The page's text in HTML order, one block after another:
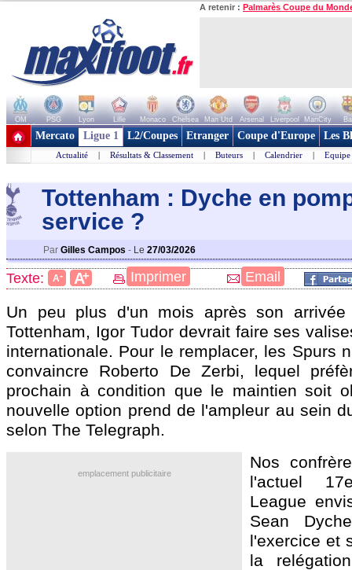
A retenir : Palmarès Coupe du
OM PSG Lyon Lille Monaco Chelsea Man Utd Arsenal Liverpool ManCity
+ de clubs
Mercato Ligue 1 L2/Coupes Etranger Coupe d'Europe Les
Actualité | Résultats & Classement | Buteurs | Calendrier | Equipe
Tottenham : Dyche en
service ?
Par Gilles Campos - Le 27/03/2026
Texte: A- A+ Imprimer Email
Un peu plus d'un mois après son
Tottenham, Igor Tudor devrait faire ses
internationale. Pour le remplacer, les Spurs
convaincre Roberto De Zerbi, lequel
prochain à condition que le maintien soit
nouvelle option prend de l'ampleur au sein
selon The Telegraph.
emplacement publicitaire
Nos
l'actuel
League
Sean
l'exercice et
la